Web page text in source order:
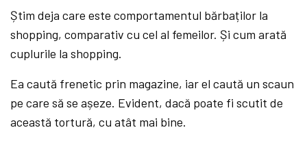
Știm deja care este comportamentul bărbaților la
shopping, comparativ cu cel al femeilor. Și cum arată
cuplurile la shopping.
Ea caută frenetic prin magazine, iar el caută un scaun
pe care să se așeze. Evident, dacă poate fi scutit de
această tortură, cu atât mai bine.